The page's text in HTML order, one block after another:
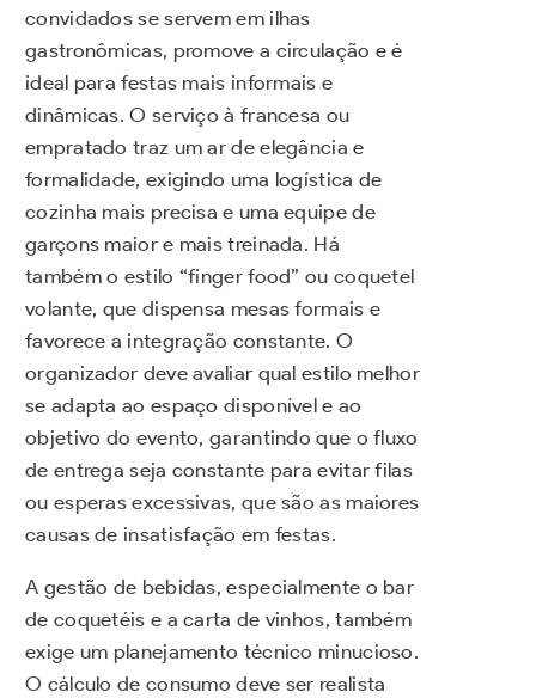
convidados se servem em ilhas
gastronômicas, promove a circulação e é
ideal para festas mais informais e
dinâmicas. O serviço à francesa ou
empratado traz um ar de elegância e
formalidade, exigindo uma logística de
cozinha mais precisa e uma equipe de
garçons maior e mais treinada. Há
também o estilo “finger food” ou coquetel
volante, que dispensa mesas formais e
favorece a integração constante. O
organizador deve avaliar qual estilo melhor
se adapta ao espaço disponível e ao
objetivo do evento, garantindo que o fluxo
de entrega seja constante para evitar filas
ou esperas excessivas, que são as maiores
causas de insatisfação em festas.
A gestão de bebidas, especialmente o bar
de coquetéis e a carta de vinhos, também
exige um planejamento técnico minucioso.
O cálculo de consumo deve ser realista